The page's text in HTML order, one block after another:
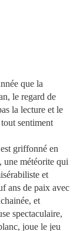
que la
le regard de
la lecture et le
sentiment
griffonné en
une météorite qui
et
ans de paix avec
et
spectaculaire,
joue le jeu